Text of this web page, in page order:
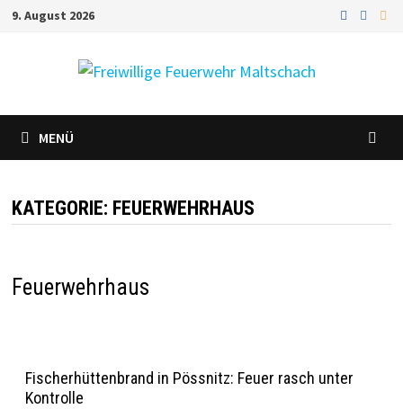
Zum9. August 2026
MENÜ
KATEGORIE: FEUERWEHRHAUS
Feuerwehrhaus
Fischerhüttenbrand in Pössnitz: Feuer rasch unter
Kontrolle